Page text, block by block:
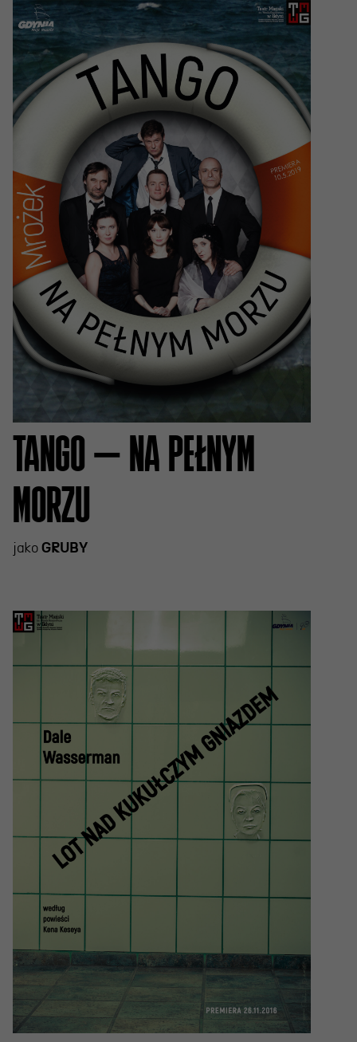
TANGO – NA PEŁNYM
MORZU
jakoGRUBY